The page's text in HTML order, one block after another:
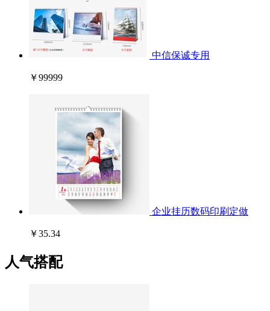
中信保诚专用
￥99999
企业挂历数码印刷定做
￥35.34
人气搭配